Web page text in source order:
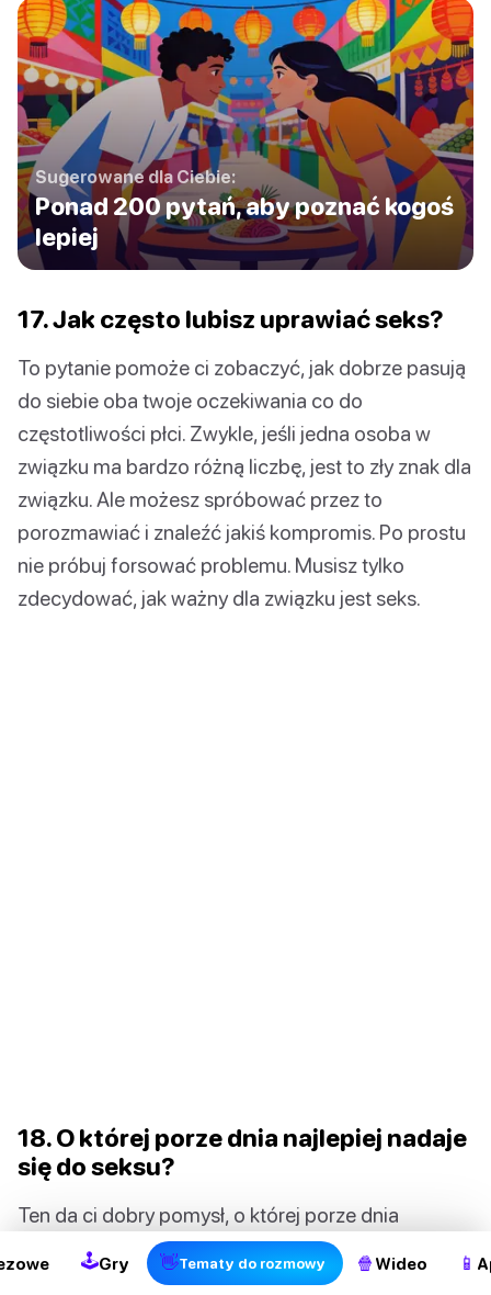
Sugerowane dla Ciebie:
Ponad 200 pytań, aby poznać kogoś
lepiej
17. Jak często lubisz uprawiać seks?
To pytanie pomoże ci zobaczyć, jak dobrze pasują
do siebie oba twoje oczekiwania co do
częstotliwości płci. Zwykle, jeśli jedna osoba w
związku ma bardzo różną liczbę, jest to zły znak dla
związku. Ale możesz spróbować przez to
porozmawiać i znaleźć jakiś kompromis. Po prostu
nie próbuj forsować problemu. Musisz tylko
zdecydować, jak ważny dla związku jest seks.
18. O której porze dnia najlepiej nadaje
się do seksu?
Ten da ci dobry pomysł, o której porze dnia
najprawdopodobniej będzie w nastroju. Na pewno
dobre informacje.
🕹Gry 👋Tematy do rozmowy 🍿 Wideo 📱